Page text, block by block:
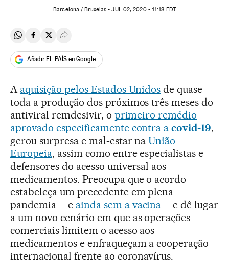
Barcelona / Bruxelas -JUL 02, 2020 - 11:18 EDT
Compartir en Whatsapp
Compartir en Facebook
Compartir en Twitter
Desplegar Redes Sociales
Añadir EL PAÍS en Google
A aquisição pelos Estados Unidos de quase
toda a produção dos próximos três meses do
antiviral remdesivir, o primeiro remédio
aprovado especificamente contra acovid-19,
gerou surpresa e mal-estar naUnião
Europeia, assim como entre especialistas e
defensores do acesso universal aos
medicamentos. Preocupa que o acordo
estabeleça um precedente em plena
pandemia —e ainda sem a vacina— e dê lugar
a um novo cenário em que as operações
comerciais limitem o acesso aos
medicamentos e enfraqueçam a cooperação
internacional frente ao coronavírus.